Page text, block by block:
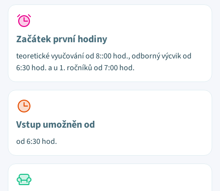
Začátek první hodiny
teoretické vyučování od 8::00 hod., odborný výcvik od
6:30 hod. a u 1. ročníků od 7:00 hod.
Vstup umožněn od
od 6:30 hod.